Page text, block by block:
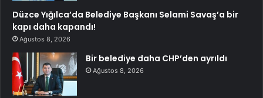
Düzce Yığılca’da Belediye Başkanı Selami Savaş’a bir
kapı daha kapandı!
Ağustos 8, 2026
Bir belediye daha CHP’den ayrıldı
Ağustos 8, 2026